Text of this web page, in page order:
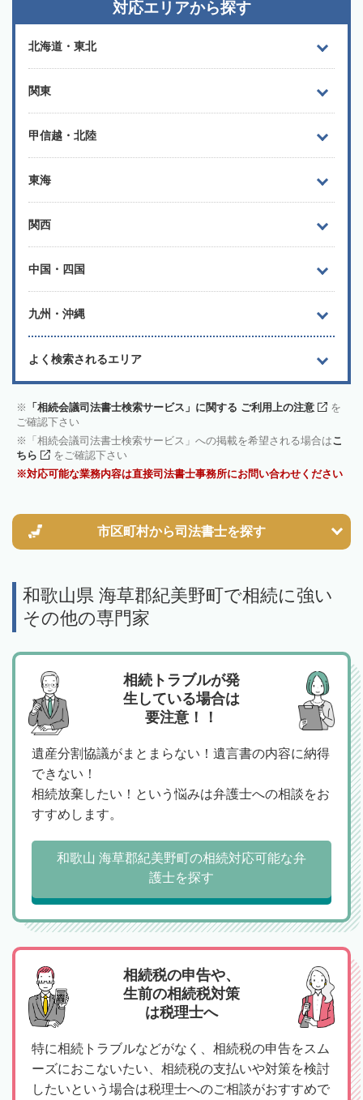
対応エリアから探す
北海道・東北
関東
甲信越・北陸
東海
関西
中国・四国
九州・沖縄
よく検索されるエリア
「相続会議司法書士検索サービス」に関する ご利用上の注意
を
ご確認下さい
「相続会議司法書士検索サービス」への掲載を希望される場合はこ
ちら
をご確認下さい
対応可能な業務内容は直接司法書士事務所にお問い合わせください
市区町村から司法書士を探す
和歌山県 海草郡紀美野町で相続に強い
その他の専門家
相続トラブルが発
生している場合は
要注意！！
遺産分割協議がまとまらない！遺言書の内容に納得
できない！
相続放棄したい！という悩みは弁護士への相談をお
すすめします。
和歌山 海草郡紀美野町の相続対応可能な弁
護士を探す
相続税の申告や、
生前の相続税対策
は税理士へ
特に相続トラブルなどがなく、相続税の申告をスム
ーズにおこないたい、相続税の支払いや対策を検討
したいという場合は税理士へのご相談がおすすめで